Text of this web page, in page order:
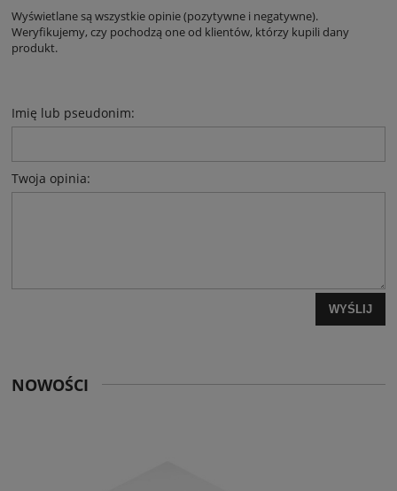
Wyświetlane są wszystkie opinie (pozytywne i negatywne).
Weryfikujemy, czy pochodzą one od klientów, którzy kupili dany
produkt.
Imię lub pseudonim:
Twoja opinia:
WYŚLIJ
NOWOŚCI